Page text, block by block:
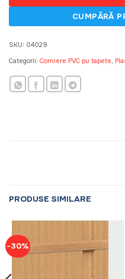
SKU: 04029
Categorii: Corniere PVC pu tapete,
PRODUSE SIMILARE
-30%